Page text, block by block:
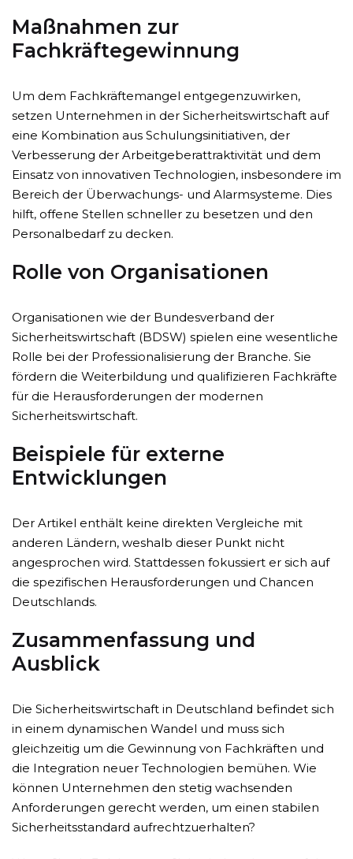
Maßnahmen zur
Fachkräftegewinnung
Um dem Fachkräftemangel entgegenzuwirken,
setzen Unternehmen in der Sicherheitswirtschaft auf
eine Kombination aus Schulungsinitiativen, der
Verbesserung der Arbeitgeberattraktivität und dem
Einsatz von innovativen Technologien, insbesondere im
Bereich der Überwachungs- und Alarmsysteme. Dies
hilft, offene Stellen schneller zu besetzen und den
Personalbedarf zu decken.
Rolle von Organisationen
Organisationen wie der Bundesverband der
Sicherheitswirtschaft (BDSW) spielen eine wesentliche
Rolle bei der Professionalisierung der Branche. Sie
fördern die Weiterbildung und qualifizieren Fachkräfte
für die Herausforderungen der modernen
Sicherheitswirtschaft.
Beispiele für externe
Entwicklungen
Der Artikel enthält keine direkten Vergleiche mit
anderen Ländern, weshalb dieser Punkt nicht
angesprochen wird. Stattdessen fokussiert er sich auf
die spezifischen Herausforderungen und Chancen
Deutschlands.
Zusammenfassung und
Ausblick
Die Sicherheitswirtschaft in Deutschland befindet sich
in einem dynamischen Wandel und muss sich
gleichzeitig um die Gewinnung von Fachkräften und
die Integration neuer Technologien bemühen. Wie
können Unternehmen den stetig wachsenden
Anforderungen gerecht werden, um einen stabilen
Sicherheitsstandard aufrechtzuerhalten?